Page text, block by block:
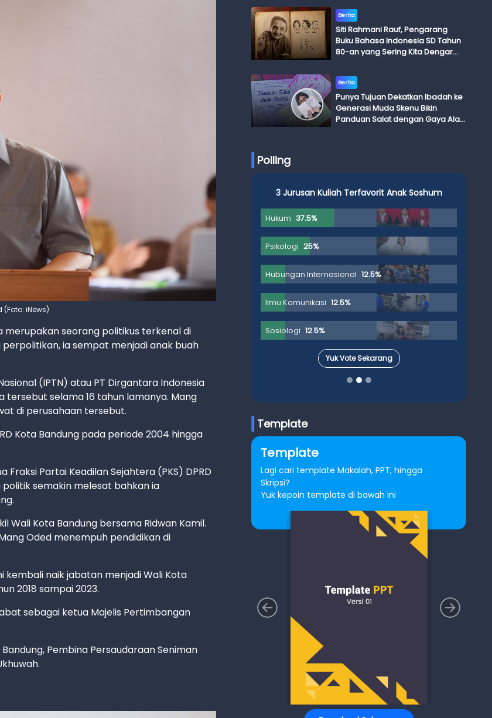
iNews)
merupakan seorang politikus terkenal di
ia sempat menjadi anak buah
(IPTN) atau PT Dirgantara Indonesia
tersebut selama 16 tahun lamanya. Mang
di perusahaan tersebut.
Kota Bandung pada periode 2004 hingga
Partai Keadilan Sejahtera (PKS) DPRD
politik semakin melesat bahkan ia
Wali Kota Bandung bersama Ridwan Kamil.
Oded menempuh pendidikan di
kembali naik jabatan menjadi Wali Kota
2018 sampai 2023.
sebagai ketua Majelis Pertimbangan
Pembina Persaudaraan Seniman
Berita
Siti Rahmani Rauf, Pengarang
Buku Bahasa Indonesia SD Tahun
80-an yang Sering Kita Dengar
Adik Budi
Berita
Punya Tujuan Dekatkan Ibadah ke
Generasi Muda Skenu Bikin
Panduan Salat dengan Gaya Ala
Polling
3 Jurusan Kuliah Terfavorit Anak Soshum
Hukum 37.5%
Psikologi 25%
Hubungan Internasional 12.5%
Ilmu Komunikasi 12.5%
Sosiologi 12.5%
Yuk Vote Sekarang
Template
Template
Lagi cari template Makalah, PPT, hingga
Skripsi?
Yuk kepoin template di bawah ini